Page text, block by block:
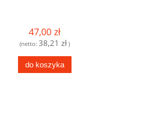
47,00 zł
(netto: 38,21 zł )
do koszyka